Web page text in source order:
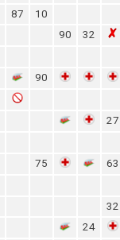
87
10
90
32
90
27
75
63
32
24